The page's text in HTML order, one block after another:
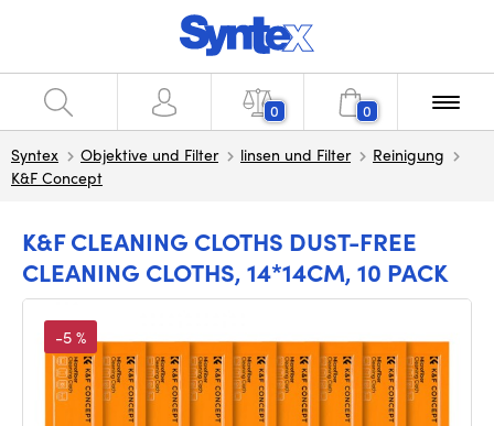
0 0
Syntex Objektive und Filter linsen und Filter
Reinigung
K&F Concept
K&F CLEANING CLOTHS DUST-FREE
CLEANING CLOTHS, 14*14CM, 10 PACK
-5 %